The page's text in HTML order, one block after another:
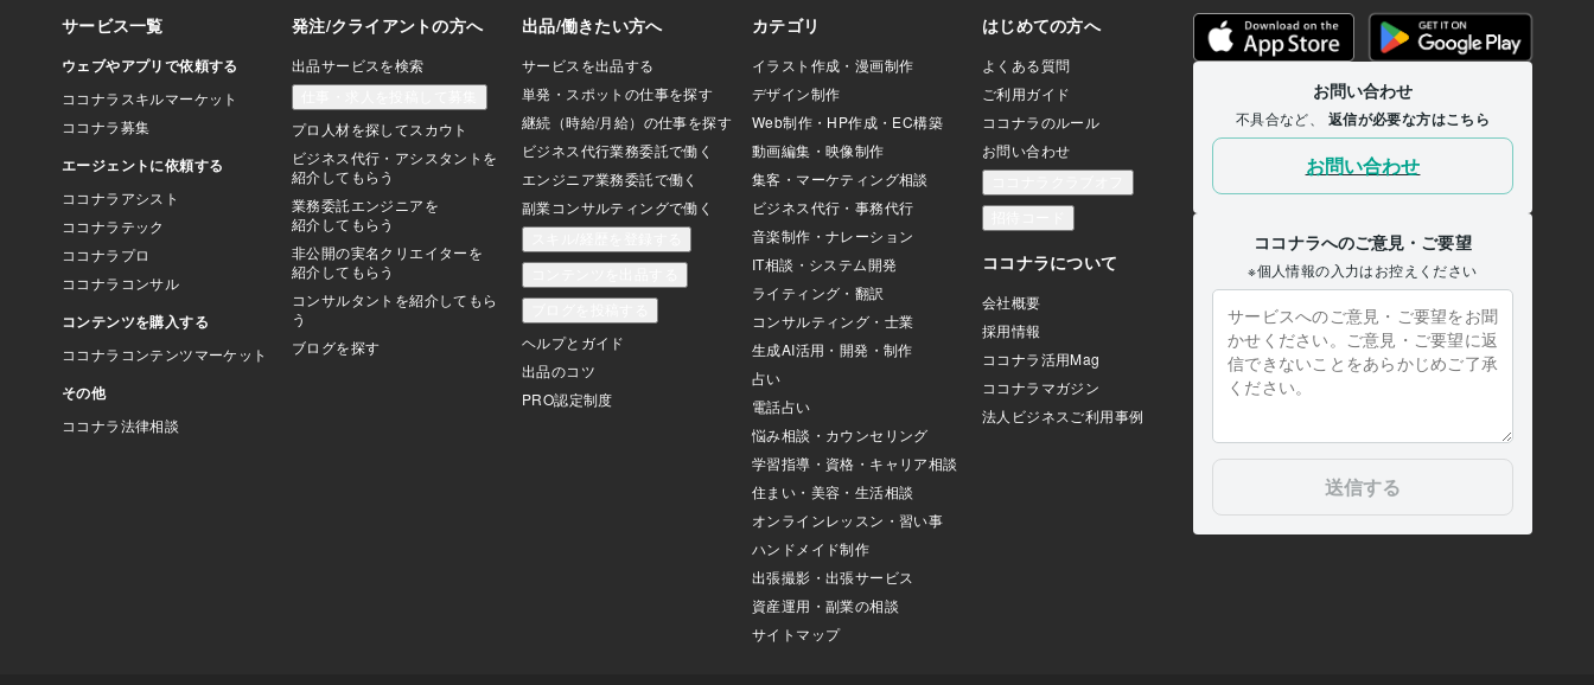
載①ヒートテック②Nウォーム ③あった
かインナー④ひだまり本舗の最強防寒イ
ンナーひだまりシリーズ⑤ラクダ シャツ
ももひき 上下セット⑥カシミヤ混グンゼ
防寒上